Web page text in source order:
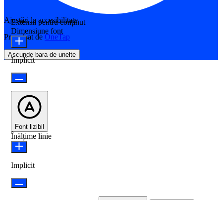
Ajustări la accesibilitate
Propulsat de OneTap
Ascunde bara de unelte
Extensii pentru conținut
Dimensiune font
Implicit
Font lizibil
Înălțime linie
Implicit